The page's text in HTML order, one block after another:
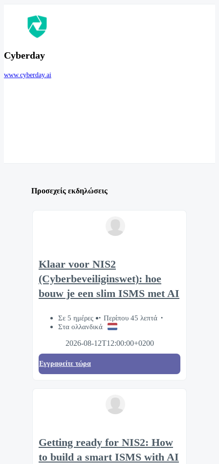
Cyberday
www.cyberday.ai
Προσεχείς εκδηλώσεις
Klaar voor NIS2
(Cyberbeveiliginswet): hoe
bouw je een slim ISMS met AI
Σε 5 ημέρες
Περίπου 45 λεπτά
Στα ολλανδικά
2026-08-12T12:00:00+0200
Eγγραφείτε τώρα
Getting ready for NIS2: How
to build a smart ISMS with AI